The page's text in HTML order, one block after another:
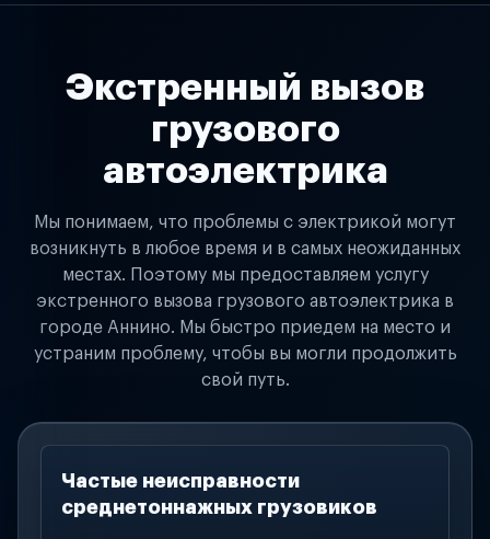
Экстренный вызов
грузового
автоэлектрика
Мы понимаем, что проблемы с электрикой могут
возникнуть в любое время и в самых неожиданных
местах. Поэтому мы предоставляем услугу
экстренного вызова грузового автоэлектрика в
городе Аннино. Мы быстро приедем на место и
устраним проблему, чтобы вы могли продолжить
свой путь.
Частые неисправности
среднетоннажных грузовиков